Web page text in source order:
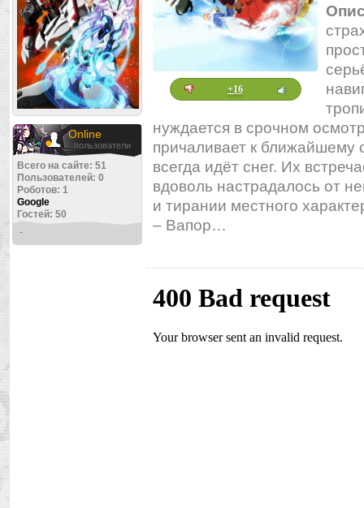
Online
пользователи
Всего на сайте: 51
Пользователей: 0
Роботов: 1
Google
Гостей: 50
-
+16
нуждается в срочном
причаливает к ближайшему
всегда идёт снег. Их
вдоволь настрадалось от
и тирании местного
– Вапор…